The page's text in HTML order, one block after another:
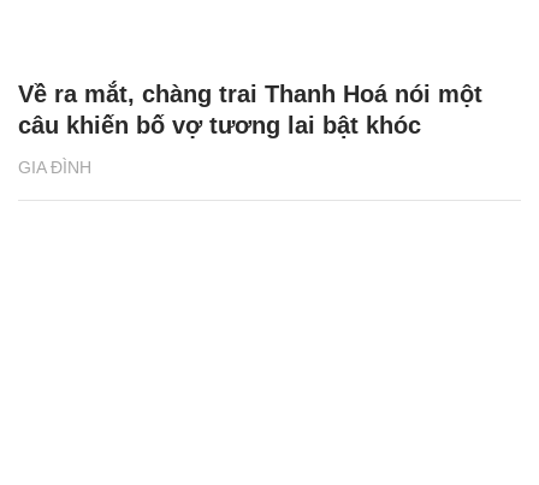
GIA ĐÌNH
Về ra mắt, chàng trai Thanh Hoá nói một
câu khiến bố vợ tương lai bật khóc